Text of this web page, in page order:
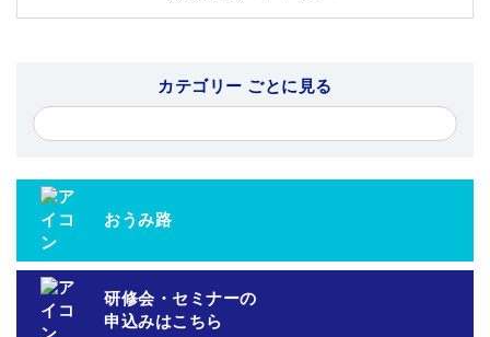
カテゴリー ごとに見る
おうみ路
研修会・セミナーの
申込みはこちら